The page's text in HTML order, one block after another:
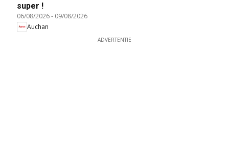
super !
06/08/2026- 09/08/2026
Auchan
ADVERTENTIE